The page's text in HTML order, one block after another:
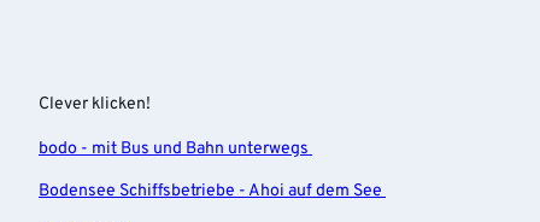
Clever klicken!
bodo - mit Bus und Bahn unterwegs
Bodensee Schiffsbetriebe - Ahoi auf dem See